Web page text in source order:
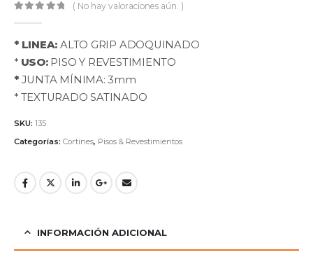
( No hay valoraciones aún. )
* LINEA: ALTO GRIP ADOQUINADO
* USO:PISO Y REVESTIMIENTO
* JUNTA MÍNIMA: 3mm
* TEXTURADO SATINADO
SKU: 135
Categorías: Cortines, Pisos & Revestimientos
INFORMACIÓN ADICIONAL